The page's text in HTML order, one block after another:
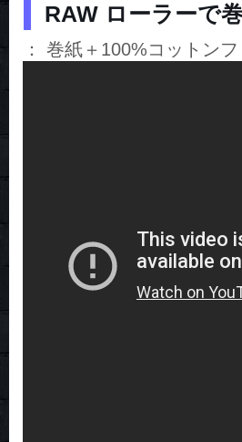
RAW ローラーで巻
： 巻紙＋100%コットン